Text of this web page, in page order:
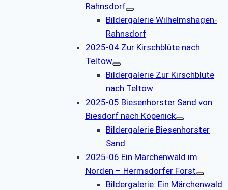
Rahnsdorf
Bildergalerie Wilhelmshagen-
Rahnsdorf
2025-04 Zur Kirschblüte nach
Teltow
Bildergalerie Zur Kirschblüte
nach Teltow
2025-05 Biesenhorster Sand von
Biesdorf nach Köpenick
Bildergalerie Biesenhorster
Sand
2025-06 Ein Märchenwald im
Norden – Hermsdorfer Forst
Bildergalerie: Ein Märchenwald